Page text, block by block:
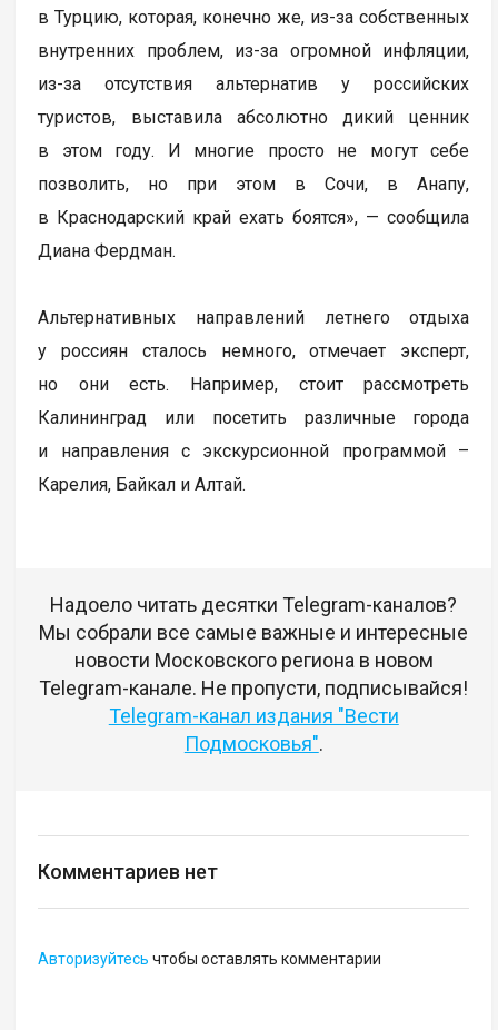
в Турцию, которая, конечно же, из-за собственных
внутренних проблем, из-за огромной инфляции,
из-за отсутствия альтернатив у российских
туристов, выставила абсолютно дикий ценник
в этом году. И многие просто не могут себе
позволить, но при этом в Сочи, в Анапу,
в Краснодарский край ехать боятся», — сообщила
Диана Фердман.
Альтернативных направлений летнего отдыха
у россиян сталось немного, отмечает эксперт,
но они есть. Например, стоит рассмотреть
Калининград или посетить различные города
и направления с экскурсионной программой –
Карелия, Байкал и Алтай.
Надоело читать десятки Telegram-каналов?
Мы собрали все самые важные и интересные
новости Московского региона в новом
Telegram-канале. Не пропусти, подписывайся!
Telegram-канал издания "Вести
Подмосковья".
Комментариев нет
Авторизуйтесь чтобы оставлять комментарии